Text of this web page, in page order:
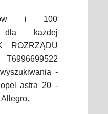
i 100
dla każdej
ROZRZĄDU
-
astra 20 -